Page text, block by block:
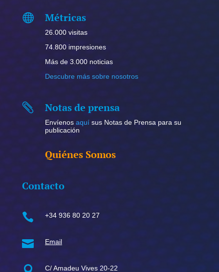
 Métricas
26.000 visitas
74.800 impresiones
Más de 3.000 noticias
Descubre más sobre nosotros
 Notas de prensa
Envíenos aquísus Notas de Prensa para su
publicación
Quiénes Somos
Contacto
 +34 936 80 20 27
 Email
C/ Amadeu Vives 20-22